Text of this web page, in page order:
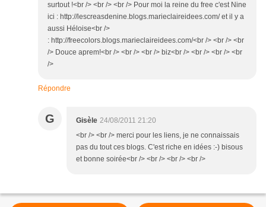
surtout !<br /> <br /> <br /> Pour moi la reine du free c'est Nine
ici : http://lescreasdenine.blogs.marieclaireidees.com/ et il y a
aussi Héloise<br />
: http://freecolors.blogs.marieclaireidees.com/<br /> <br /> <br
/> Douce aprem!<br /> <br /> <br /> biz<br /> <br /> <br /> <br
/>
Répondre
G Gisèle 24/08/2011 21:20
<br /> <br /> merci pour les liens, je ne connaissais
pas du tout ces blogs. C'est riche en idées :-) bisous
et bonne soirée<br /> <br /> <br /> <br />